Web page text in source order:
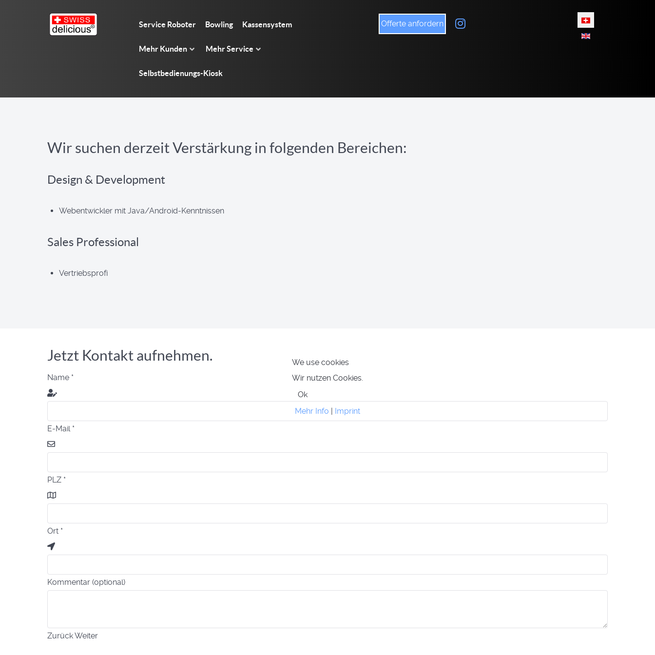
Service Roboter Bowling Kassensystem
Mehr Kunden Mehr Service
Selbstbedienungs-Kiosk
Offerte anfordern Sprache auswählen
Wir suchen derzeit Verstärkung in folgenden Bereichen:
Design & Development
Webentwickler mit Java/Android-Kenntnissen
Sales Professional
Vertriebsprofi
Jetzt Kontakt aufnehmen.
Name *
E-Mail *
PLZ *
Ort *
Kommentar (optional)
ZurückWeiter
We use cookies
Wir nutzen Cookies.
Ok
Mehr Info | Imprint